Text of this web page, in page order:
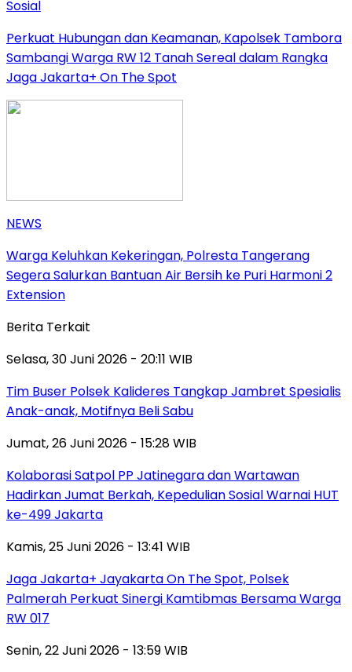
Sosial
Perkuat Hubungan dan Keamanan, Kapolsek Tambora
Sambangi Warga RW 12 Tanah Sereal dalam Rangka
Jaga Jakarta+ On The Spot
NEWS
Warga Keluhkan Kekeringan, Polresta Tangerang
Segera Salurkan Bantuan Air Bersih ke Puri Harmoni 2
Extension
Berita Terkait
Selasa, 30 Juni 2026 - 20:11 WIB
Tim Buser Polsek Kalideres Tangkap Jambret Spesialis
Anak-anak, Motifnya Beli Sabu
Jumat, 26 Juni 2026 - 15:28 WIB
Kolaborasi Satpol PP Jatinegara dan Wartawan
Hadirkan Jumat Berkah, Kepedulian Sosial Warnai HUT
ke-499 Jakarta
Kamis, 25 Juni 2026 - 13:41 WIB
Jaga Jakarta+ Jayakarta On The Spot, Polsek
Palmerah Perkuat Sinergi Kamtibmas Bersama Warga
RW 017
Senin, 22 Juni 2026 - 13:59 WIB